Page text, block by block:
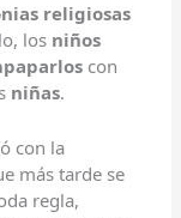
religiosas
los niños
con
niñas.
con la
más tarde se
regla,